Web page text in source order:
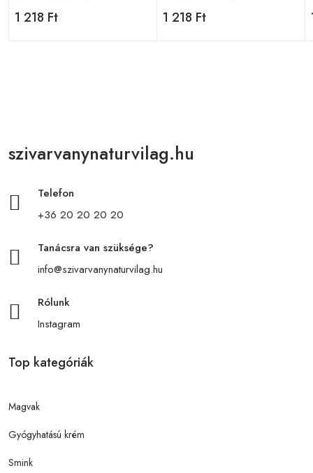
1 218 Ft 1 218 Ft
szivarvanynaturvilag.hu
Telefon
+36 20 20 20 20
Tanácsra van szüksége?
info@szivarvanynaturvilag.hu
Rólunk
Instagram
Top kategóriák
Magvak
Gyógyhatású krém
Smink